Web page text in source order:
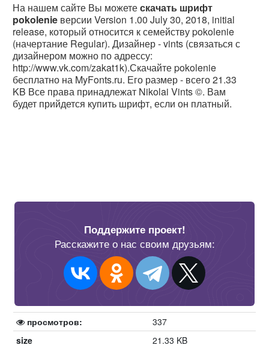
На нашем сайте Вы можетескачать шрифт
pokolenie версии Version 1.00 July 30, 2018, initial
release, который относится к семейству pokolenie
(начертание Regular). Дизайнер - vints (связаться с
дизайнером можно по адрессу:
http://www.vk.com/zakat1k).Скачайте pokolenie
бесплатно на MyFonts.ru. Его размер - всего 21.33
KB Все права принадлежат Nikolai Vints ©. Вам
будет прийдется купить шрифт, если он платный.
Поддержите проект!
Расскажите о нас своим друзьям:
просмотров:
337
size
21.33 KB